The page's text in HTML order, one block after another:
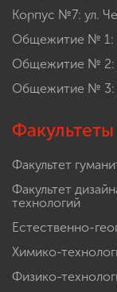
Корпус №7: ул.
Общежитие № 1:
Общежитие № 2:
Общежитие № 3:
Факультеты
Факультет
Факультет
технологий
Естественно-
Химико-
Физико-